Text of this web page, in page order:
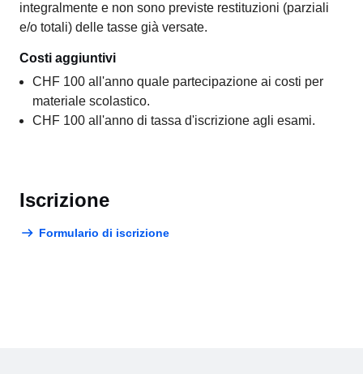
integralmente e non sono previste restituzioni (parziali
e/o totali) delle tasse già versate.
Costi aggiuntivi
CHF 100 all'anno quale partecipazione ai costi per
materiale scolastico.
CHF 100 all'anno di tassa d'iscrizione agli esami.
Iscrizione
Formulario di iscrizione